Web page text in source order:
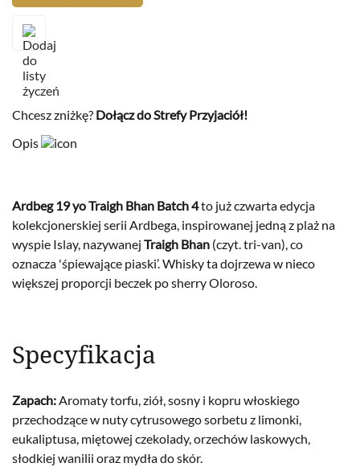
Chcesz zniżkę? Dołącz do Strefy Przyjaciół!
Opis
Ardbeg 19 yo Traigh Bhan Batch 4to już czwarta edycja
kolekcjonerskiej serii Ardbega, inspirowanej jedną z plaż na
wyspie Islay, nazywanej Traigh Bhan (czyt. tri-van), co
oznacza 'śpiewające piaski’. Whisky ta dojrzewa w nieco
większej proporcji beczek po sherry Oloroso.
Specyfikacja
Zapach:Aromaty torfu, ziół, sosny i kopru włoskiego
przechodzące w nuty cytrusowego sorbetu z limonki,
eukaliptusa, miętowej czekolady, orzechów laskowych,
słodkiej wanilii oraz mydła do skór.